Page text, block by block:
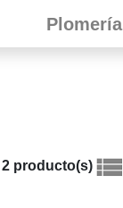
Plomería
2 producto(s)